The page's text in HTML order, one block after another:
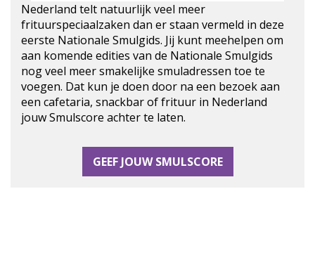
Nederland telt natuurlijk veel meer
frituurspeciaalzaken dan er staan vermeld in deze
eerste Nationale Smulgids. Jij kunt meehelpen om
aan komende edities van de Nationale Smulgids
nog veel meer smakelijke smuladressen toe te
voegen. Dat kun je doen door na een bezoek aan
een cafetaria, snackbar of frituur in Nederland
jouw Smulscore achter te laten.
GEEF JOUW SMULSCORE